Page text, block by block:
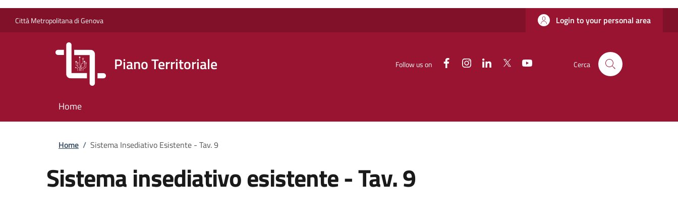
Città Metropolitana di Genova Login to your personal area
Piano Territoriale Follow us on FacebookInstagramLinkedinTwitter Cerca
Home
Briciole di pane
Home / Sistema Insediativo Esistente - Tav. 9
Sistema insediativo esistente - Tav. 9